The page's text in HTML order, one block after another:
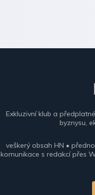
Exkluzivní klub a
byznysu,
veškerý obsah HN •
komunikace s redakcí přes